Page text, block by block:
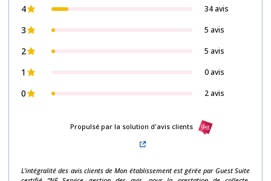
4 34 avis
3 5 avis
2 5 avis
1 0 avis
0 2 avis
Propulsé par la solution d'avis clients
L’intégralité des avis clients de Mon établissement est gérée par Guest Suite